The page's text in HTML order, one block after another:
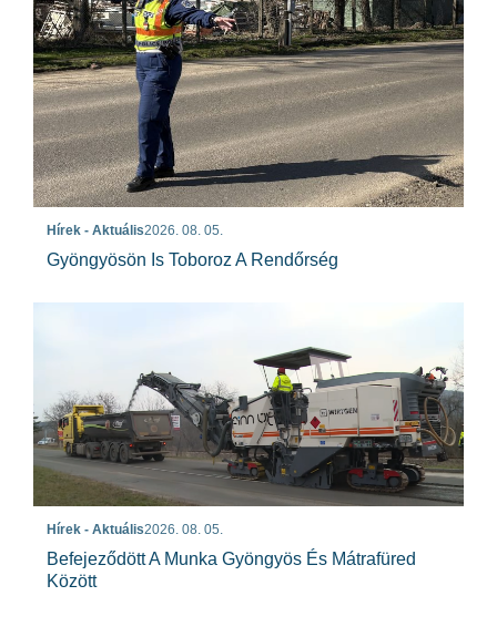
Hírek - Aktuális2026. 08. 05.
Gyöngyösön Is Toboroz A Rendőrség
Hírek - Aktuális2026. 08. 05.
Befejeződött A Munka Gyöngyös És Mátrafüred
Között